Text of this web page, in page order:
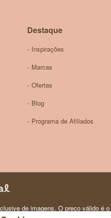
Destaque
Inspirações
Marcas
Ofertas
Blog
Programa de Afiliados
de imagens. O preço válido é